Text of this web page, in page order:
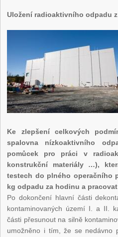
Uložení radioaktivního odpadu
Ke zlepšení celkových
spalovna nízkoaktivního
pomůcek pro práci v
konstrukční materiály …),
testech do plného operačního
kg odpadu za hodinu a
Po dokončení hlavní části
kontaminovaných území I. a II.
části přesunout na silně
umožněno i tím, že se nedávno